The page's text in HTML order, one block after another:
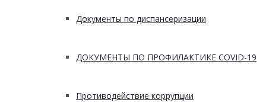
Документы по диспансеризации
ДОКУМЕНТЫ ПО ПРОФИЛАКТИКЕ COVID-19
Противодействие коррупции